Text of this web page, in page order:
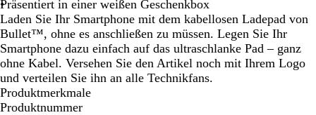
a
r
z
g
s
b
l
a
u
Präsentiert in einer weißen Geschenkbox
Laden Sie Ihr Smartphone mit dem kabellosen Ladepad von
Bullet™, ohne es anschließen zu müssen. Legen Sie Ihr
Smartphone dazu einfach auf das ultraschlanke Pad – ganz
ohne Kabel. Versehen Sie den Artikel noch mit Ihrem Logo
und verteilen Sie ihn an alle Technikfans.
Produktmerkmale
Produktnummer